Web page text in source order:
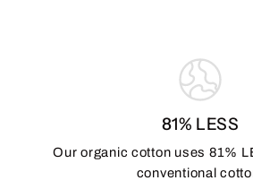
81% LESS
Our organic cotton uses 81%
conventional